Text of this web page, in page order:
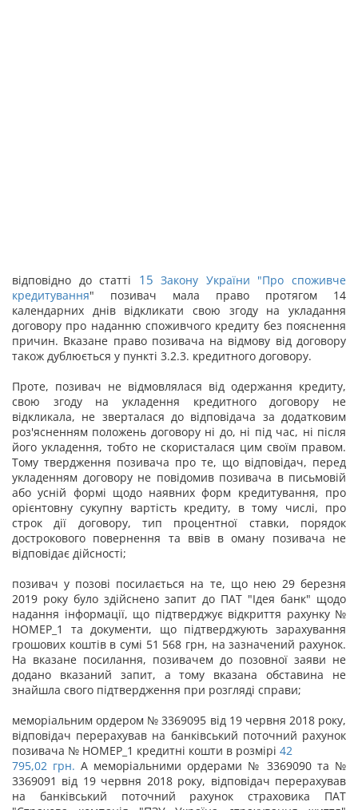
відповідно до статті 15 Закону України "Про споживче
кредитування" позивач мала право протягом 14
календарних днів відкликати свою згоду на укладання
договору про наданню споживчого кредиту без пояснення
причин. Вказане право позивача на відмову від договору
також дублюється у пункті 3.2.3. кредитного договору.
Проте, позивач не відмовлялася від одержання кредиту,
свою згоду на укладення кредитного договору не
відкликала, не зверталася до відповідача за додатковим
роз'ясненням положень договору ні до, ні під час, ні після
його укладення, тобто не скористалася цим своїм правом.
Тому твердження позивача про те, що відповідач, перед
укладенням договору не повідомив позивача в письмовій
або усній формі щодо наявних форм кредитування, про
орієнтовну сукупну вартість кредиту, в тому числі, про
строк дії договору, тип процентної ставки, порядок
дострокового повернення та ввів в оману позивача не
відповідає дійсності;
позивач у позові посилається на те, що нею 29 березня
2019 року було здійснено запит до ПАТ "Ідея банк" щодо
надання інформації, що підтверджує відкриття рахунку №
НОМЕР_1 та документи, що підтверджують зарахування
грошових коштів в сумі 51 568 грн, на зазначений рахунок.
На вказане посилання, позивачем до позовної заяви не
додано вказаний запит, а тому вказана обставина не
знайшла свого підтвердження при розгляді справи;
меморіальним ордером № 3369095 від 19 червня 2018 року,
відповідач перерахував на банківський поточний рахунок
позивача № НОМЕР_1 кредитні кошти в розмірі 42
795,02 грн. А меморіальними ордерами № 3369090 та №
3369091 від 19 червня 2018 року, відповідач перерахував
на банківський поточний рахунок страховика ПАТ